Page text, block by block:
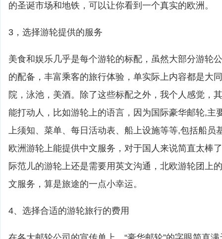
的圣诞市场和地铁，可以让你看到一个真实的欧洲。
3，选择游轮提供的服务
美食和娱乐几乎是每个游轮的标配，虽然大部分游轮
的配备，丰富乘客的旅行体验，单实际上内容都是大
院，泳池，美酒。除了这些标配之外，我个人感觉，
能打动人，比如游轮上的语言，因为国际豪华邮轮,主
上须知、菜单、每日活动表、船上设施等等,包括船员
欧洲游轮上能提供中文服务，对于国人来说简直太棒
际范儿的游轮上还是需要用英文沟通，北欧游轮团上
文服务，算是旅途的一点小幸运。
4、选择合适的游轮旅行的费用